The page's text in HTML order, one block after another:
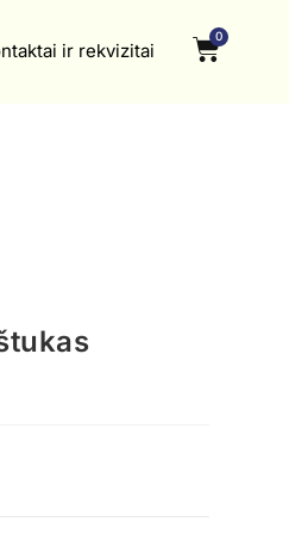
ir rekvizitai
0